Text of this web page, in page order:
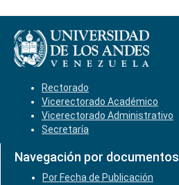
Rectorado
Vicerectorado Académico
Vicerectorado Administrativo
Secretaría
Navegación por documentos
Por Fecha de Publicación